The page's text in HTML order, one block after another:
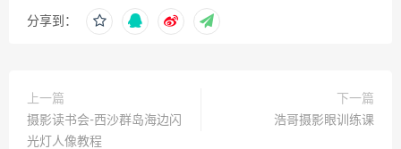
分享到：
上一篇
摄影读书会-西沙群岛海边闪
光灯人像教程
下一篇
浩哥摄影眼训练课